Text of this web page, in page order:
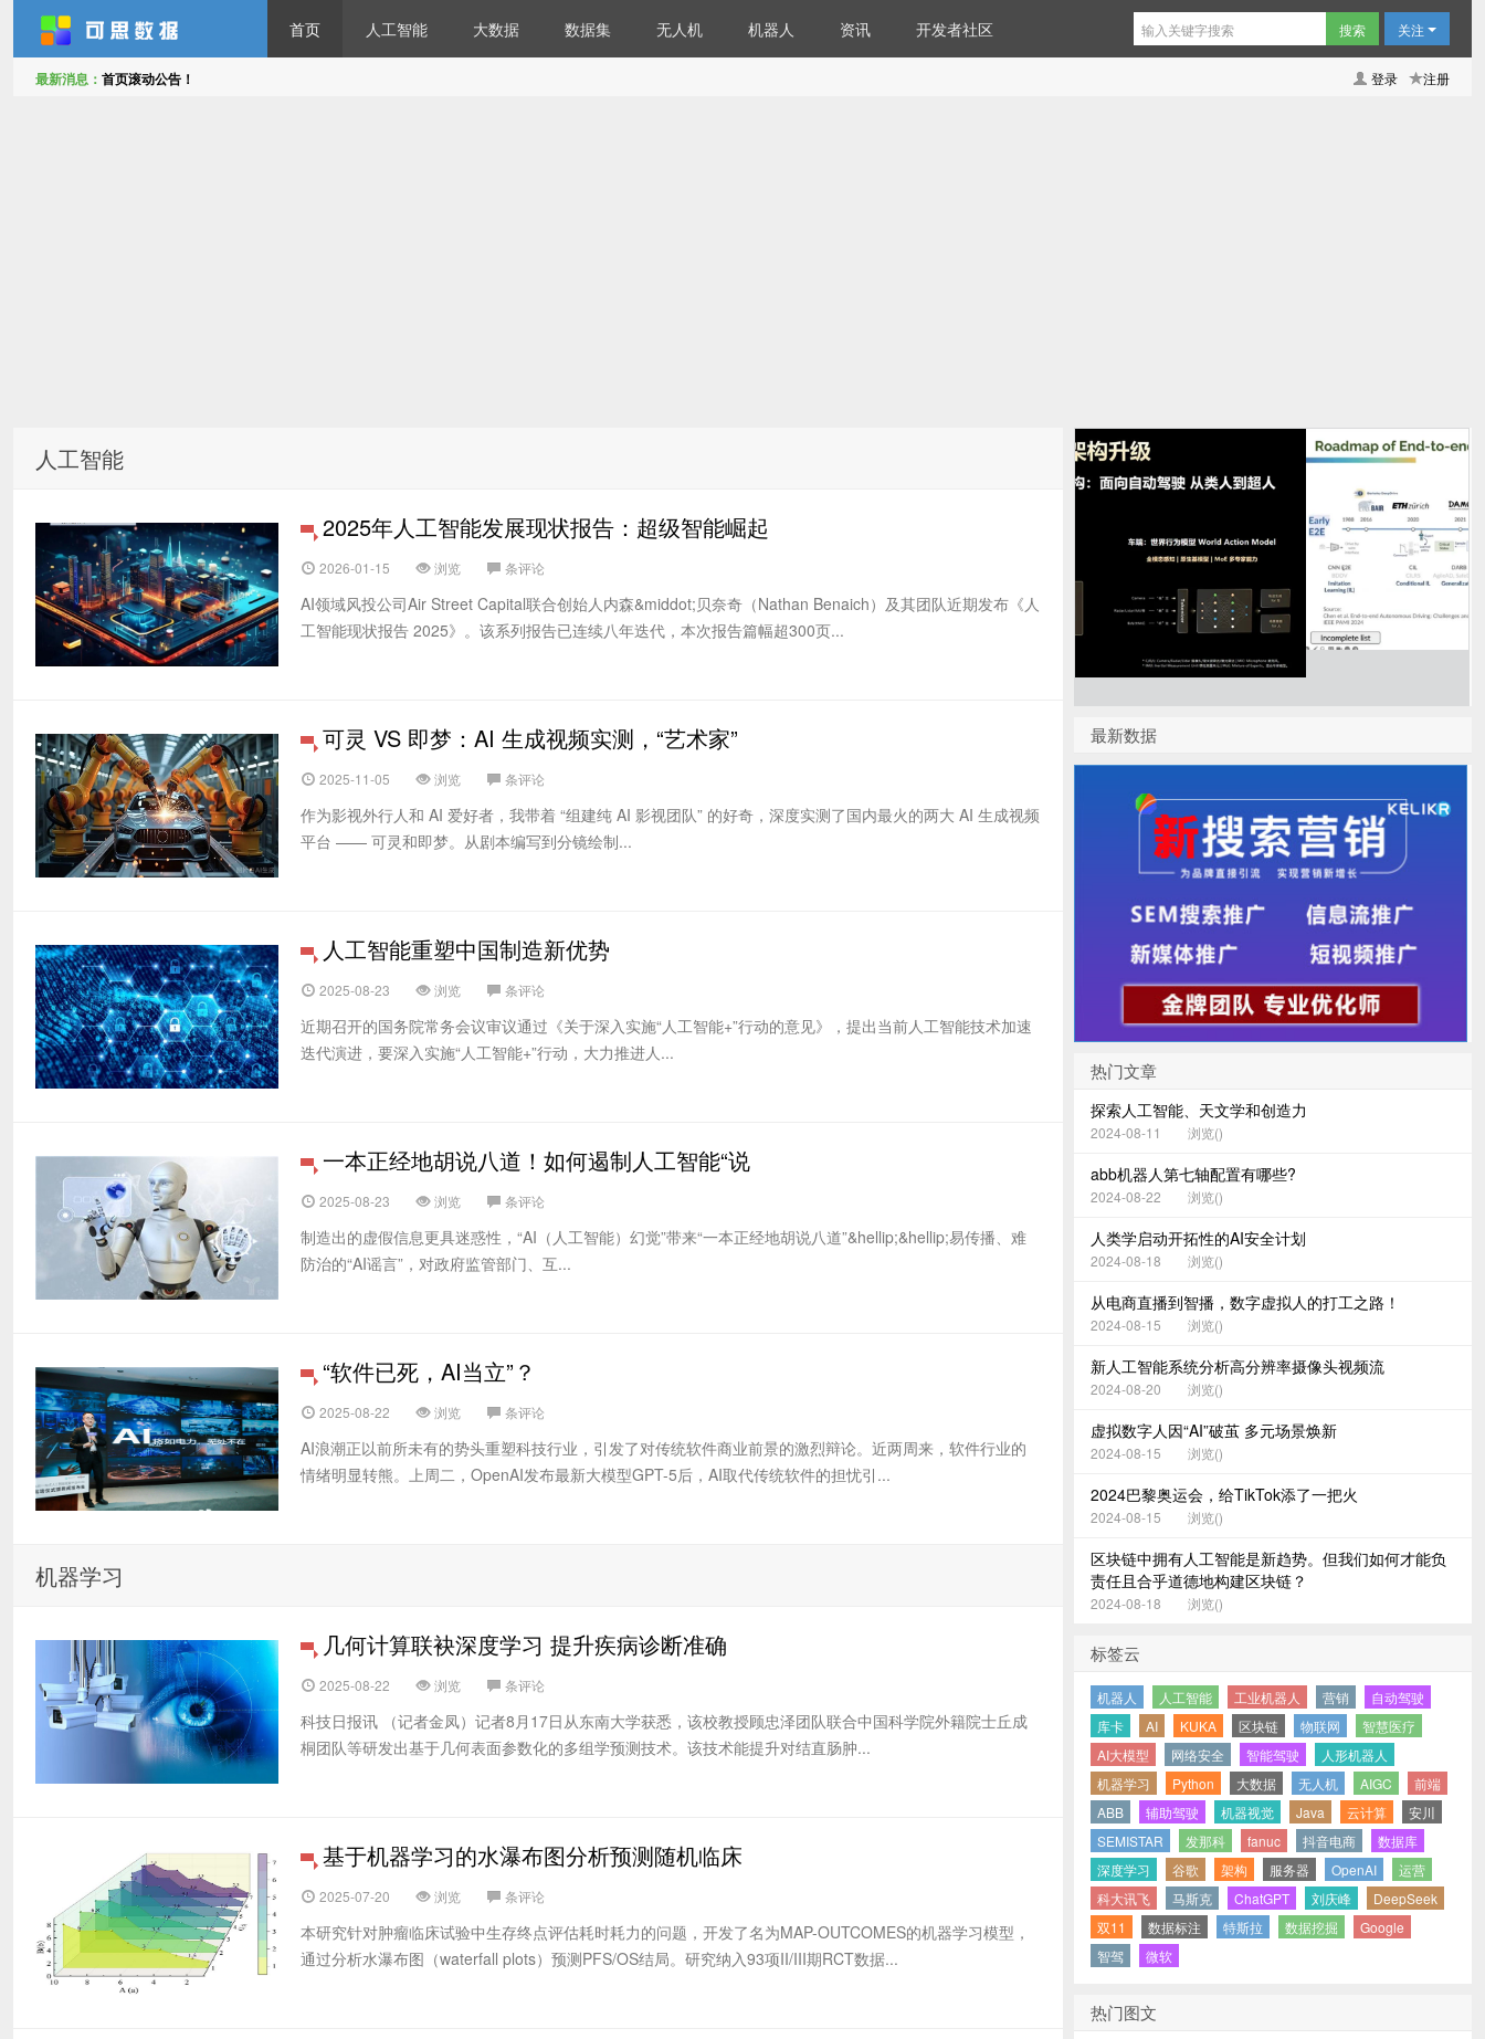
首页 人工智能 大数据 数据集 无人机 机器人 资讯 开发者社区 关注
登录 注册
最新消息： 首页滚动公告！
人工智能
2025年人工智能发展现状报告：超级智能崛起
2026-01-15 浏览 条评论
AI领域风投公司Air Street Capital联合创始人内森&middot;贝奈奇（Nathan Benaich）及其团队近期发布《人
工智能现状报告 2025》。该系列报告已连续八年迭代，本次报告篇幅超300页...
可灵 VS 即梦：AI 生成视频实测，“艺术家”
2025-11-05 浏览 条评论
作为影视外行人和 AI 爱好者，我带着 “组建纯 AI 影视团队” 的好奇，深度实测了国内最火的两大 AI 生成视频
平台 —— 可灵和即梦。从剧本编写到分镜绘制...
人工智能重塑中国制造新优势
2025-08-23 浏览 条评论
近期召开的国务院常务会议审议通过《关于深入实施“人工智能+”行动的意见》，提出当前人工智能技术加速
迭代演进，要深入实施“人工智能+”行动，大力推进人...
一本正经地胡说八道！如何遏制人工智能“说
2025-08-23 浏览 条评论
制造出的虚假信息更具迷惑性，“AI（人工智能）幻觉”带来“一本正经地胡说八道”&hellip;&hellip;易传播、难
防治的“AI谣言”，对政府监管部门、互...
“软件已死，AI当立”？
2025-08-22 浏览 条评论
AI浪潮正以前所未有的势头重塑科技行业，引发了对传统软件商业前景的激烈辩论。近两周来，软件行业的
情绪明显转熊。上周二，OpenAI发布最新大模型GPT-5后，AI取代传统软件的担忧引...
机器学习
几何计算联袂深度学习 提升疾病诊断准确
2025-08-22 浏览 条评论
科技日报讯 （记者金凤）记者8月17日从东南大学获悉，该校教授顾忠泽团队联合中国科学院外籍院士丘成
桐团队等研发出基于几何表面参数化的多组学预测技术。该技术能提升对结直肠肿...
基于机器学习的水瀑布图分析预测随机临床
2025-07-20 浏览 条评论
本研究针对肿瘤临床试验中生存终点评估耗时耗力的问题，开发了名为MAP-OUTCOMES的机器学习模型，
通过分析水瀑布图（waterfall plots）预测PFS/OS结局。研究纳入93项II/III期RCT数据...
最新数据
热门文章
探索人工智能、天文学和创造力
2024-08-11 浏览()
abb机器人第七轴配置有哪些?
2024-08-22 浏览()
人类学启动开拓性的AI安全计划
2024-08-18 浏览()
从电商直播到智播，数字虚拟人的打工之路！
2024-08-15 浏览()
新人工智能系统分析高分辨率摄像头视频流
2024-08-20 浏览()
虚拟数字人因“AI”破茧 多元场景焕新
2024-08-15 浏览()
2024巴黎奥运会，给TikTok添了一把火
2024-08-15 浏览()
区块链中拥有人工智能是新趋势。但我们如何才能负
责任且合乎道德地构建区块链？
2024-08-18 浏览()
标签云
机器人 人工智能 工业机器人 营销
自动驾驶
库卡
AI KUKA 区块链 物联网
智慧医疗
AI大模型
网络安全 智能驾驶
人形机器人
机器学习
Python 大数据 无人机 AIGC
前端
ABB
辅助驾驶 机器视觉 Java 云计算
安川
SEMISTAR
发那科 fanuc 抖音电商
数据库
深度学习
谷歌 架构 服务器 OpenAI
运营
科大讯飞
马斯克 ChatGPT 刘庆峰
DeepSeek
双11
数据标注 特斯拉 数据挖掘
Google
智驾
微软
热门图文